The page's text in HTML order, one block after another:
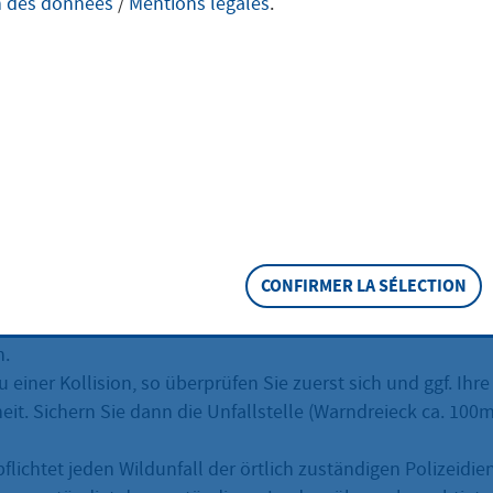
PKW. Im Folgenden wird die richtige Handlungsweise
in der Morgen- oder Abenddämmerung bzw.
plötzlich vor Ihrem Auto auf der Straße auftaucht,
Vermeiden Sie Vollbremsungen,
einer Kollision, so überprüfen Sie zuerst sich und ggf.
Sichern Sie dann die Unfallstelle (Warndreieck ca.
jeden Wildunfall der örtlich zuständigen
CONFIRMER LA SÉLECTION